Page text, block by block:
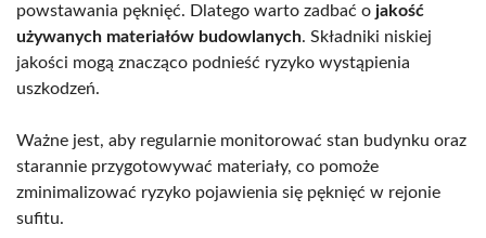
powstawania pęknięć. Dlatego warto zadbać o jakość
używanych materiałów budowlanych. Składniki niskiej
jakości mogą znacząco podnieść ryzyko wystąpienia
uszkodzeń.
Ważne jest, aby regularnie monitorować stan budynku oraz
starannie przygotowywać materiały, co pomoże
zminimalizować ryzyko pojawienia się pęknięć w rejonie
sufitu.